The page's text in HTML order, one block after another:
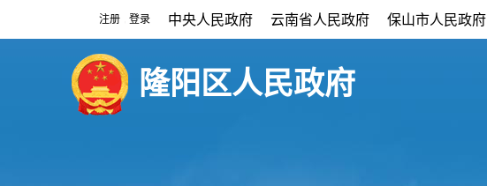
注册 登录 中央人民政府 云南省人民政府 保山市人民政府
隆阳区人民政府